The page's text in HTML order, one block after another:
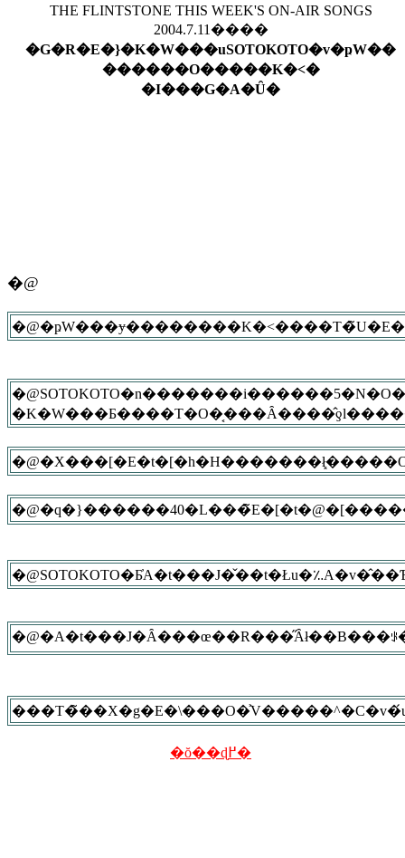
THE FLINTSTONE THIS WEEK'S ON-AIR SONGS
2004.7.11����
�G�R�E�}�K�W���uSOTOKOTO�v�ҏW��
������O�����K�˂�
�I���G�A�Ȗ�
�@
�ŏ��ɖ߂�